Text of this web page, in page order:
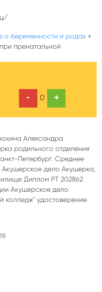
о беременности и родах »
пренатальной
- 0 +
Александра
родильного отделения
Петербург. Среднее
дело Акушерка,
Диплом РТ 202862
Акушерское дело
колледж" удостоверение